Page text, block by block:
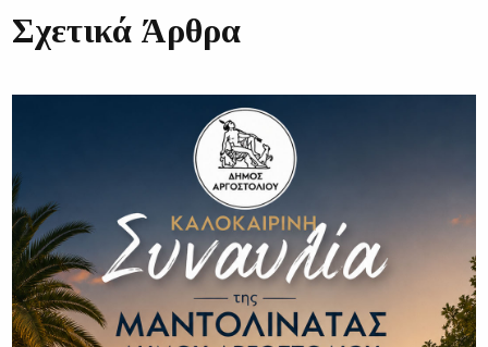
Σχετικά Άρθρα